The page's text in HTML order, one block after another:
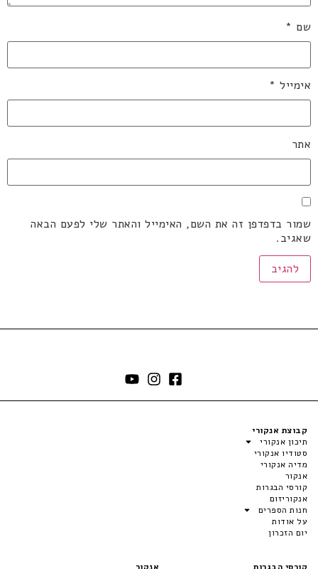
שם *
אימייל *
אתר
שמור בדפדפן זה את השם, האימייל והאתר שלי לפעם הבאה
שאגיב.
קבוצת אנקורי
תיכון אנקורי
סטודיו אנקורי
מדיה אנקורי
אנקור
קורסי הבגרות
אנקוריזום
חנות הספרים
על אודות
יום הזכרון